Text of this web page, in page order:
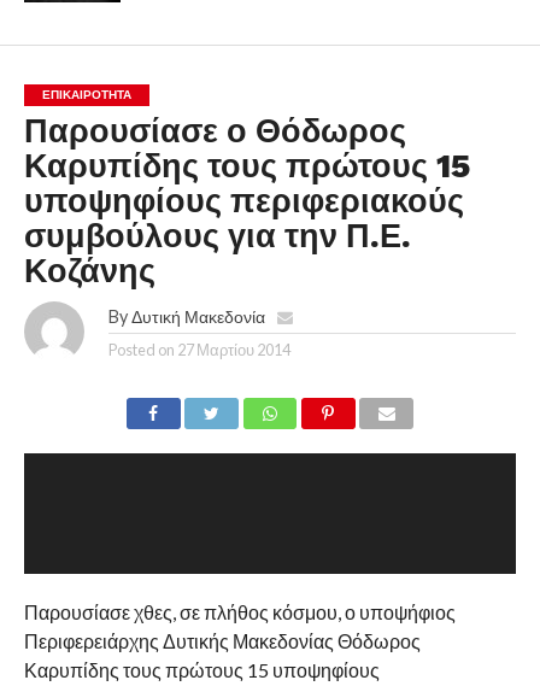
ΕΠΙΚΑΙΡΟΤΗΤΑ
Παρουσίασε ο Θόδωρος
Καρυπίδης τους πρώτους 15
υποψηφίους περιφεριακούς
συμβούλους για την Π.Ε.
Κοζάνης
By Δυτική Μακεδονία
Posted on 27 Μαρτίου 2014
Παρουσίασε χθες, σε πλήθος κόσμου, ο υποψήφιος
Περιφερειάρχης Δυτικής Μακεδονίας Θόδωρος
Καρυπίδης τους πρώτους 15 υποψηφίους